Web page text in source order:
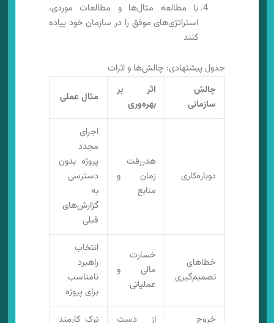
با مطالعه مثال‌ها و مطالعات موردی،
استراتژی‌های موفق را در سازمان خود پیاده
کنند
جدول پیشنهادی: چالش‌ها و اثرات
چالش
سازمانی
اثر بر
بهره‌وری
مثال عملی
دوباره‌کاری
هدررفت
زمان و
منابع
اجرای
مجدد
پروژه بدون
دسترسی
به
گزارش‌های
قبلی
خطاهای
تصمیم‌گیری
خسارت
مالی و
عملیاتی
انتخاب
راهبرد
نامناسب
برای پروژه
خروج
از دست
ترک کارمند